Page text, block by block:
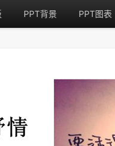
PPT背景 PPT图表